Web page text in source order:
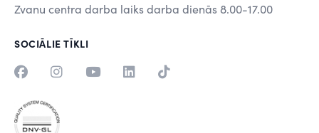
Zvanu centra darba laiks darba dienās 8.00-17.00
SOCIĀLIE TĪKLI